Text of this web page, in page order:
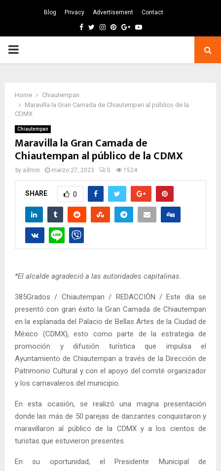
Blog Privacy Advertisement Contact
Facebook
TwitterInstagram
Pinterest
GoogleYoutube
PRIMARY
Home
Chiautempan
Maravilla la Gran Camada de Chiautempan al público de la
CDMX
Chiautempan
Maravilla la Gran Camada de
Chiautempan al público de la CDMX
by admin marzo 27, 2023 0 1524
SHARE 0
*El alcalde agradeció a las autoridades capitalinas
385Grados / Chiautempan / REDACCIÓN / Este día se
presentó con gran éxito la Gran Camada de Chiautempan
en la explanada del Palacio de Bellas Artes de la Ciudad de
México (CDMX), esto como parte de la estrategia de
promoción y difusión turística que impulsa el
Ayuntamiento de Chiautempan a través de la Dirección de
Patrimonio Cultural y con el apoyo del comité organizador
y los carnavaleros del municipio.
En esta ocasión, se realizó una magna presentación
donde las más de 50 parejas de danzantes conquistaron y
maravillaron al público de la CDMX y a los cientos de
turistas que estuvieron presentes.
En su oportunidad, el Presidente Municipal de